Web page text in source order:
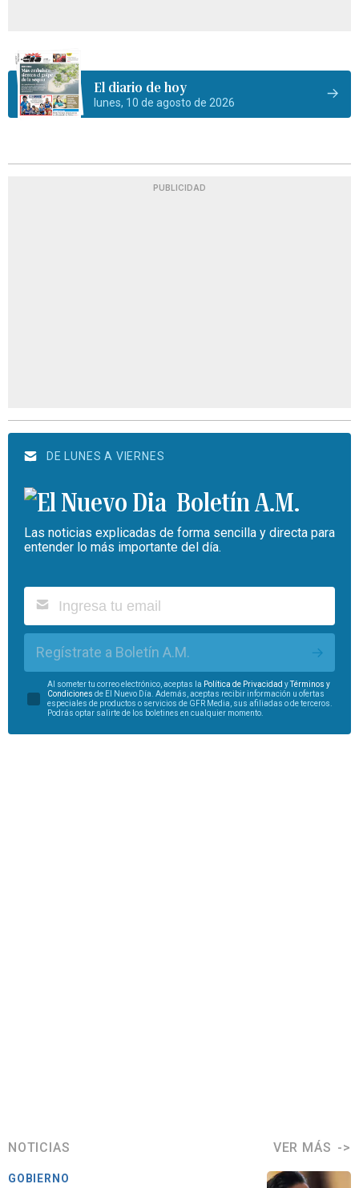
El diario de hoy
lunes, 10 de agosto de 2026
PUBLICIDAD
DE LUNES A VIERNES
Boletín A.M.
Las noticias explicadas de forma sencilla y directa para
entender lo más importante del día.
Regístrate a Boletín A.M.
Al someter tu correo electrónico, aceptas la Política de Privacidad yTérminos y
Condiciones de El Nuevo Día. Además, aceptas recibir información u ofertas
especiales de productos o servicios de GFR Media, sus afiliadas o de terceros.
Podrás optar salirte de los boletines en cualquier momento.
NOTICIAS VER MÁS
GOBIERNO